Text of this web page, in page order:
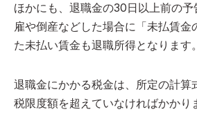
ほかにも、退職金の30日以上前の
雇や倒産などした場合に「未払賃金
た未払い賃金も退職所得となります。
退職金にかかる税金は、所定の計算
税限度額を超えていなければかかり